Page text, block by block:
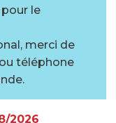
le
merci de
téléphone
2026